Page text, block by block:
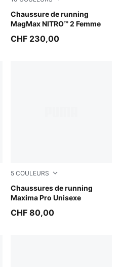
Chaussure de running
MagMax NITRO™ 2 Femme
Light Lavender-Inky Depths
CHF 230,00
5 COULEURS
Chaussures de running
Maxima Pro Unisexe
Puma Black
CHF 80,00